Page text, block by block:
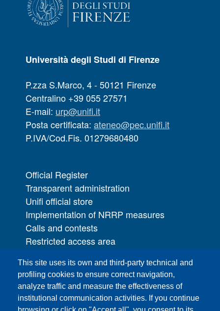
This site uses its own and third-party technical and
profiling cookies to ensure correct navigation,
analyze traffic and measure the effectiveness of
institutional communication activities. If you continue
Università degli Studi di Firenze
P.zza S.Marco, 4 - 50121 Firenze
Centralino +39 055 27571
E-mail: urp@unifi.it
Posta certificata: ateneo@pec.unifi.it
P.IVA/Cod.Fis. 01279680480
Official Register
Transparent administration
Unifi official store
Implementation of NRRP measures
Calls and contests
Restricted access area
IT Services
PRO | Public Relations Office